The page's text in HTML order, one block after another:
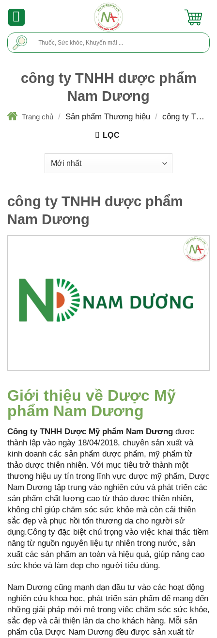
công ty TNHH dược phẩm
Nam Dương
Trang chủ / Sản phẩm Thương hiệu / công ty TNHH
LỌC
công ty TNHH dược phẩm
Nam Dương
Giới thiệu về Dược Mỹ
phẩm Nam Dương
Công ty TNHH Dược Mỹ phẩm Nam Dương được
thành lập vào ngày 18/04/2018, chuyên sản xuất và
kinh doanh các sản phẩm dược phẩm, mỹ phẩm từ
thảo dược thiên nhiên. Với mục tiêu trở thành một
thương hiệu uy tín trong lĩnh vực dược mỹ phẩm, Dược
Nam Dương tập trung vào nghiên cứu và phát triển các
sản phẩm chất lượng cao từ thảo dược thiên nhiên,
không chỉ giúp chăm sóc sức khỏe mà còn cải thiện
sắc đẹp và phục hồi tổn thương da cho người sử
dụng.Công ty đặc biệt chú trọng vào việc khai thác tiềm
năng từ nguồn nguyên liệu tự nhiên trong nước, sản
xuất các sản phẩm an toàn và hiệu quả, giúp nâng cao
sức khỏe và làm đẹp cho người tiêu dùng.
Nam Dương cũng mạnh dạn đầu tư vào các hoạt động
nghiên cứu khoa học, phát triển sản phẩm để mang đến
những giải pháp mới mẻ trong việc chăm sóc sức khỏe,
sắc đẹp và cải thiện làn da cho khách hàng. Mỗi sản
phẩm của Dược Nam Dương đều được sản xuất từ